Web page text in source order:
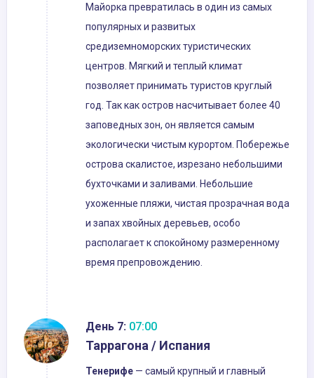
Майорка превратилась в один из самых
популярных и развитых
средиземноморских туристических
центров. Мягкий и теплый климат
позволяет принимать туристов круглый
год. Так как остров насчитывает более 40
заповедных зон, он является самым
экологически чистым курортом. Побережье
острова скалистое, изрезано небольшими
бухточками и заливами. Небольшие
ухоженные пляжи, чистая прозрачная вода
и запах хвойных деревьев, особо
располагает к спокойному размеренному
время препровождению.
День 7: 07:00
Таррагона / Испания
Тенерифе — самый крупный и главный